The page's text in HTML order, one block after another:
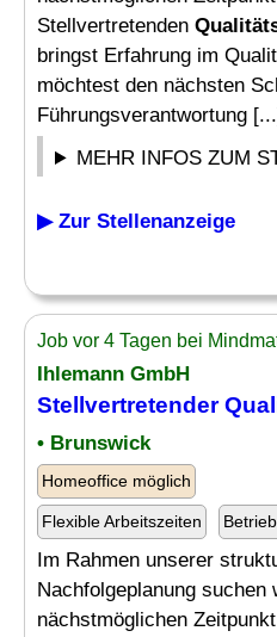
Stellvertretenden
bringst Erfahrung im
möchtest den nächsten
Führungsverantwortung
MEHR INFOS ZUM
▶ Zur Stellenanzeige
Job vor 4 Tagen bei
Ihlemann GmbH
Stellvertretender
• Brunswick
Homeoffice möglich
Flexible Arbeitszeiten
Im Rahmen unserer
Nachfolgeplanung suchen
nächstmöglichen